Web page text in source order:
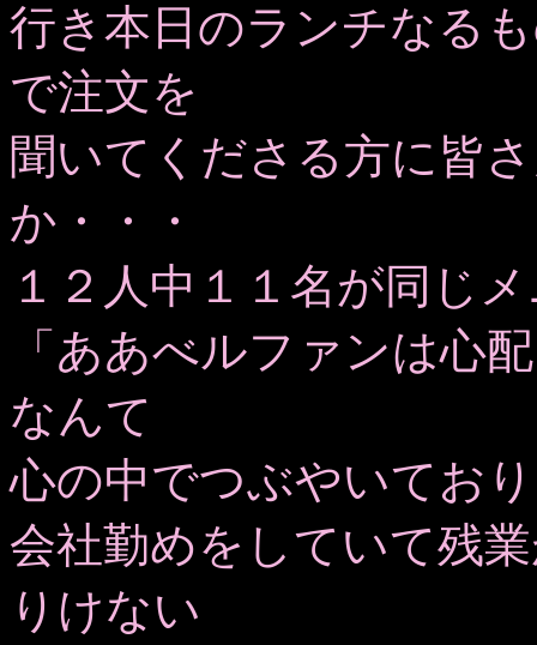
行き本日のランチなる
で注文を
聞いてくださる方に皆
か・・・
１２人中１１名が同じ
「ああべルファンは心
なんて
心の中でつぶやいてお
会社勤めをしていて残
りけない